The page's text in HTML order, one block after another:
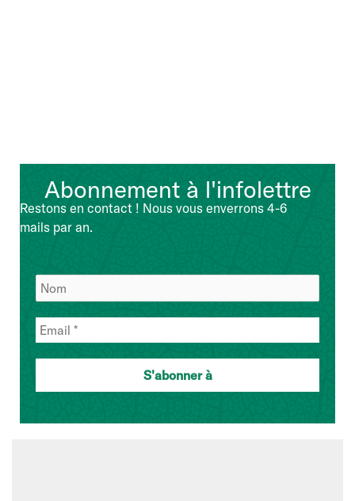
Abonnement à l'infolettre
Restons en contact ! Nous vous enverrons 4-6
mails par an.